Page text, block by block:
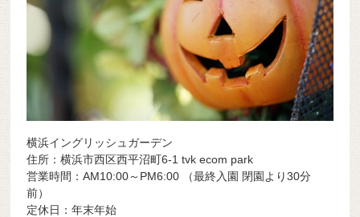
横浜イングリッシュガーデン
住所：横浜市西区西平沼町6-1 tvk ecom park
営業時間：AM10:00～PM6:00 （最終入園 閉園より30分
前）
定休日：年末年始